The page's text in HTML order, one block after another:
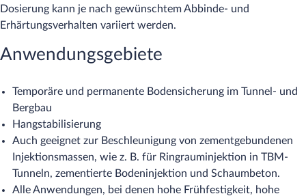
Dosierung kann je nach gewünschtem Abbinde- und
Erhärtungsverhalten variiert werden.
Anwendungsgebiete
Temporäre und permanente Bodensicherung im Tunnel- und
Bergbau
Hangstabilisierung
Auch geeignet zur Beschleunigung von zementgebundenen
Injektionsmassen, wie z. B. für Ringrauminjektion in TBM-
Tunneln, zementierte Bodeninjektion und Schaumbeton.
Alle Anwendungen, bei denen hohe Frühfestigkeit, hohe